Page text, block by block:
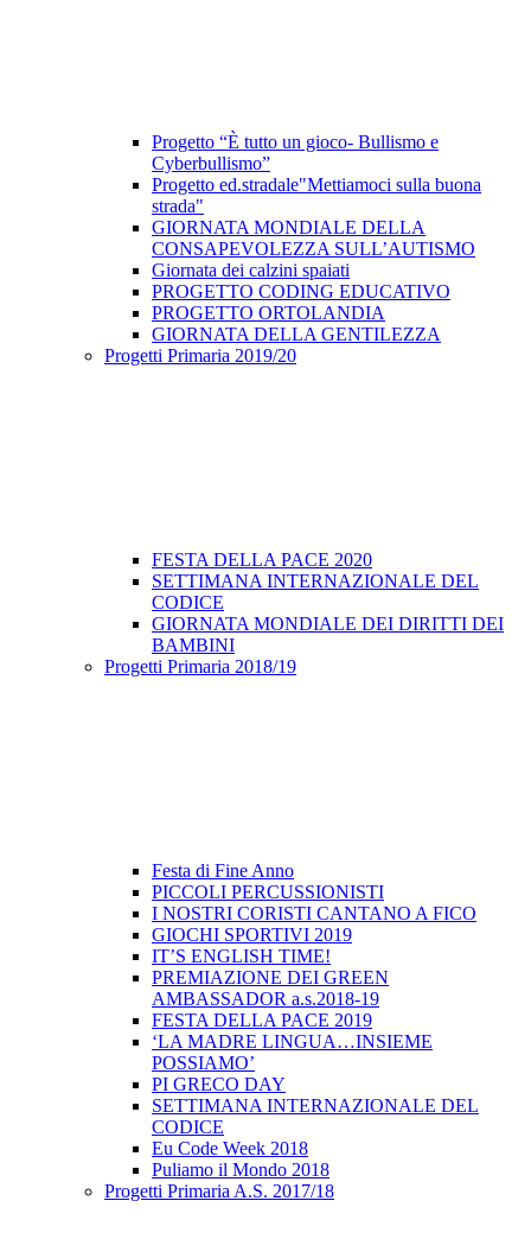
Progetto “È tutto un gioco- Bullismo e
Cyberbullismo”
Progetto ed.stradale"Mettiamoci sulla buona
strada"
GIORNATA MONDIALE DELLA
CONSAPEVOLEZZA SULL’AUTISMO
Giornata dei calzini spaiati
PROGETTO CODING EDUCATIVO
PROGETTO ORTOLANDIA
GIORNATA DELLA GENTILEZZA
Progetti Primaria 2019/20
FESTA DELLA PACE 2020
SETTIMANA INTERNAZIONALE DEL
CODICE
GIORNATA MONDIALE DEI DIRITTI DEI
BAMBINI
Progetti Primaria 2018/19
Festa di Fine Anno
PICCOLI PERCUSSIONISTI
I NOSTRI CORISTI CANTANO A FICO
GIOCHI SPORTIVI 2019
IT’S ENGLISH TIME!
PREMIAZIONE DEI GREEN
AMBASSADOR a.s.2018-19
FESTA DELLA PACE 2019
‘LA MADRE LINGUA…INSIEME
POSSIAMO’
PI GRECO DAY
SETTIMANA INTERNAZIONALE DEL
CODICE
Eu Code Week 2018
Puliamo il Mondo 2018
Progetti Primaria A.S. 2017/18